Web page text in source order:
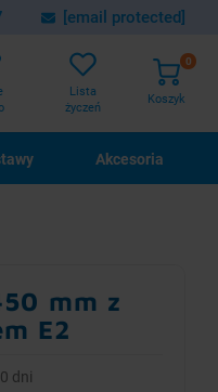
[email protected]
Lista
życzeń
Koszyk
0
Akcesoria
mm z
E2
dni